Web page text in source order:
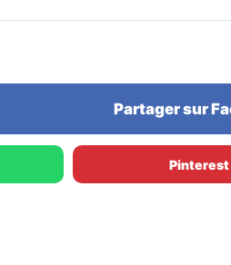
Partager sur
Pinterest